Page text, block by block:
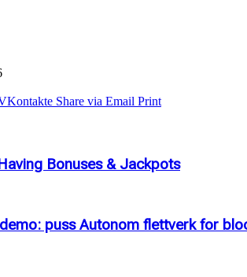
Share via Email Print
Bonuses & Jackpots
puss Autonom flettverk for